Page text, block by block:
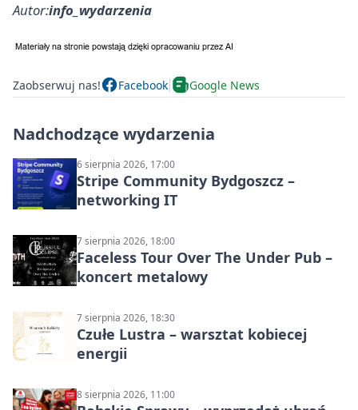
Autor:info_wydarzenia
Zaobserwuj nas! Facebook Google News
Nadchodzące wydarzenia
6 sierpnia 2026, 17:00
Stripe Community Bydgoszcz –
networking IT
7 sierpnia 2026, 18:00
Faceless Tour Over The Under Pub –
koncert metalowy
7 sierpnia 2026, 18:30
Czułe Lustra – warsztat kobiecej
energii
8 sierpnia 2026, 11:00